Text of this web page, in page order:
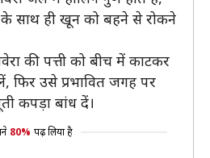
साथ ही खून को बहने से रोकने
की पत्ती को बीच में काटकर
फिर उसे प्रभावित जगह पर
कपड़ा बांध दें।
80% पढ़ लिया है